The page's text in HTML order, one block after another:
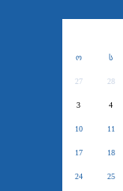
ო ს
27 28
3 4
10 11
17 18
24 25